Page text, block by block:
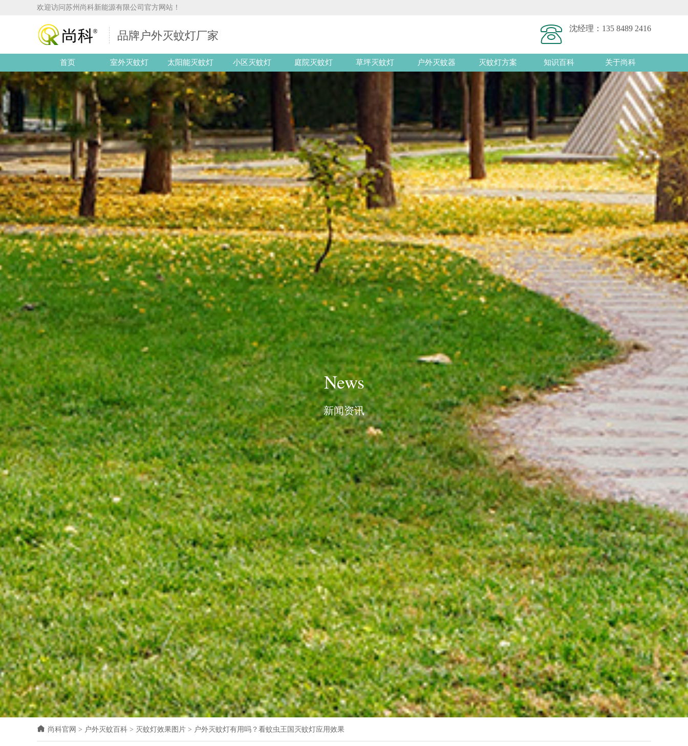
欢迎访问苏州尚科新能源有限公司官方网站！
品牌户外灭蚊灯厂家
沈经理： 135 8489 2416
首页 室外灭蚊灯 太阳能灭蚊灯 小区灭蚊灯 庭院灭蚊灯 草坪灭蚊灯 户外灭蚊器 灭蚊灯方案 知识百科 关于尚科
News
新闻资讯
尚科官网 > 户外灭蚊百科 > 灭蚊灯效果图片 > 户外灭蚊灯有用吗？看蚊虫王国灭蚊灯应用效果